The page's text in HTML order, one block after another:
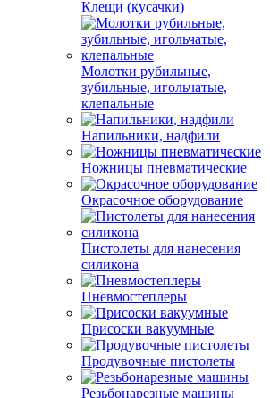
Клещи (кусачки)
Молотки рубильные,
зубильные, игольчатые,
клепальные
Напильники, надфили
Ножницы пневматические
Окрасочное оборудование
Пистолеты для нанесения
силикона
Пневмостеплеры
Присоски вакуумные
Продувочные пистолеты
Резьбонарезные машины